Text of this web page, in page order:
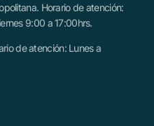
Horario de atención:
9:00 a 17:00hrs.
de atención: Lunes a